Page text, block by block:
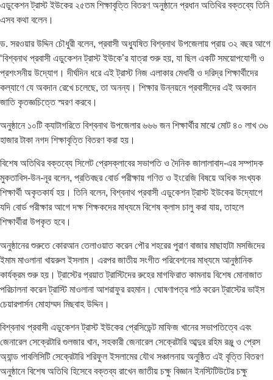
এডুকেশন ট্রাস্ট ইউকের ২৫তম শিক্ষাবৃত্তি বিতরণ অনুষ্ঠানে প্রধান অতিথির বক্তব্যে তিনি
এসব কথা বলেন।
ড. সরওয়ার উদ্দিন চৌধুরী বলেন, প্রবাসী অধ্যুষিত বিশ্বনাথ উপজেলায় প্রায় ৩২ বছর আগে
‘বিশ্বনাথ প্রবাসী এডুকেশন ট্রাস্ট ইউকে’র যাত্রা শুরু হয়, যা ছিল একটি সময়োপযোগী ও
প্রশংসনীয় উদ্যোগ। দীর্ঘদিন ধরে এই ট্রাস্ট নিজ এলাকার মেধাবী ও দরিদ্র শিক্ষার্থীদের
কল্যাণে যে অবদান রেখে চলেছে, তা অনন্য। শিক্ষার উন্নয়নে প্রবাসীদের এই অবদান
জাতি কৃতজ্ঞচিত্তে স্মরণ করবে।
অনুষ্ঠানে ১০টি ক্যাটাগরিতে বিশ্বনাথ উপজেলার ৬৬৬ জন শিক্ষার্থীর মাঝে মোট ৪০ লাখ ৩৬
হাজার টাকা নগদ শিক্ষাবৃত্তি বিতরণ করা হয়।
বিশেষ অতিথির বক্তব্যে সিলেট প্রেসক্লাবের সভাপতি ও দৈনিক জালালাবাদ-এর সম্পাদক
মুকতাবিস-উন-নূর বলেন, প্রতিবছর বোর্ড পরীক্ষায় গণিত ও ইংরেজি বিষয়ে অধিক সংখ্যক
শিক্ষার্থী অকৃতকার্য হয়। তিনি বলেন, বিশ্বনাথ প্রবাসী এডুকেশন ট্রাস্ট ইউকের উদ্যোগে
যদি বোর্ড পরীক্ষার আগে দক্ষ শিক্ষকদের মাধ্যমে বিশেষ ক্লাস চালু করা যায়, তাহলে
শিক্ষার্থীরা উপকৃত হবে।
অনুষ্ঠানের শুরুতে কোরআন তেলাওয়াত করেন পৌর শহরের পুরাণ বাজার মাছাহাটা মসজিদের
ইমাম মাওলানা খায়রুল ইসলাম। এরপর জাতীয় সংগীত পরিবেশনের মাধ্যমে আনুষ্ঠানিক
কার্যক্রম শুরু হয়। ট্রাস্টের প্রয়াত ট্রাস্টিদের রুহের মাগফিরাত কামনায় বিশেষ মোনাজাত
পরিচালনা করেন ট্রাস্টি মাওলানা আশরাফুর রহমান। ঘোষণাপত্র পাঠ করেন ট্রাস্টের ভাইস
চেয়ারপার্সন মোহাম্মদ মিছবাহ উদ্দিন।
বিশ্বনাথ প্রবাসী এডুকেশন ট্রাস্ট ইউকের প্রেসিডেন্ট মাফিজ খানের সভাপতিত্বে এবং
জেনারেল সেক্রেটারি গুলজার খান, সহকারী জেনারেল সেক্রেটারি আব্দুর রহিম রঞ্জু ও প্রেস
অ্যান্ড পাবলিসিটি সেক্রেটারি শরিফুল ইসলামের যৌথ সঞ্চালনায় অনুষ্ঠিত এই বৃত্তি বিতরণ
অনুষ্ঠানে বিশেষ অতিথি হিসেবে বক্তব্য রাখেন জাতীয় চক্ষু বিজ্ঞান ইনস্টিটিউটের চক্ষু